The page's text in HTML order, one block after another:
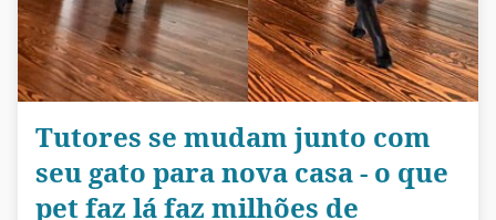
Tutores se mudam junto com
seu gato para nova casa - o que
pet faz lá faz milhões de